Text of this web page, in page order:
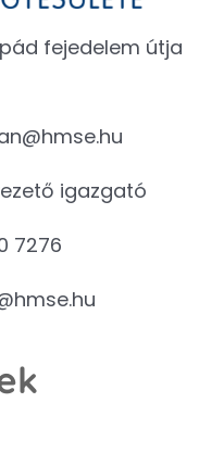
fejedelem útja
igazgató
7276